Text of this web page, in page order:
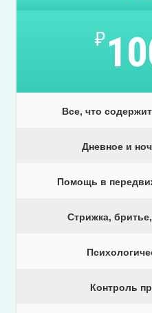
₽
Все, что
Дневное и
Помощь в
Стрижка,
Контроль